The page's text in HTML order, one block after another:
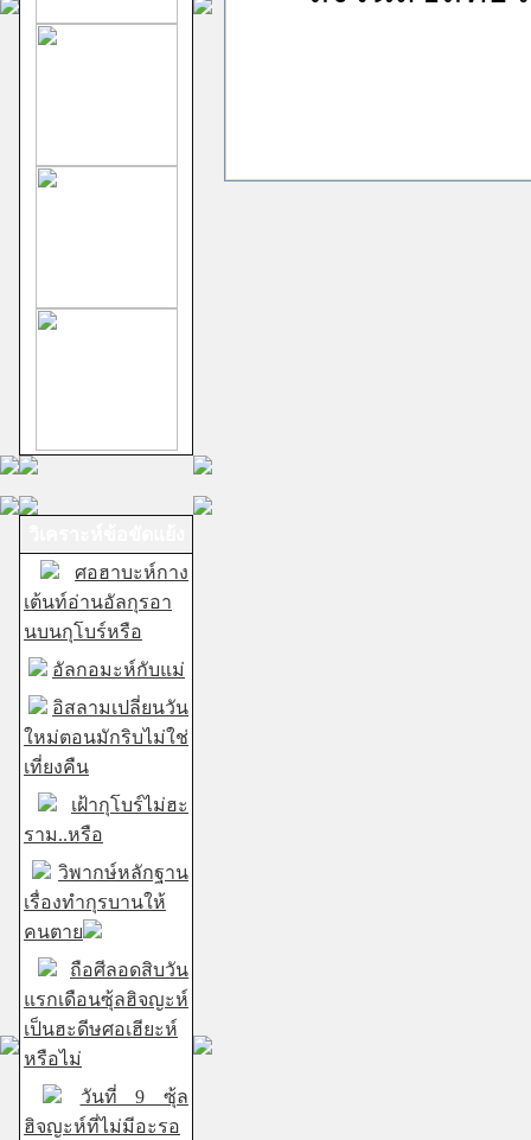
ศอฮาบะห์กาง
เต้นท์อ่านอัลกุรอา
นบนกุโบร์หรือ
อัลกอมะห์กับแม่
อิสลามเปลี่ยนวัน
ใหม่ตอนมักริบไม่ใช่
เที่ยงคืน
เฝ้ากุโบร์ไม่ฮะ
ราม..หรือ
วิพากษ์หลักฐาน
เรื่องทำกุรบานให้
คนตาย
ถือศีลอดสิบวัน
แรกเดือนซุ้ลฮิจญะห์
เป็นฮะดีษศอเฮียะห์
หรือไม่
วันที่ 9 ซุ้ล
ฮิจญะห์ที่ไม่มีอะรอ